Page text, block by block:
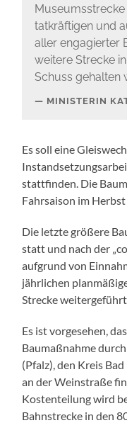
tatkräftigen und
aller engagierter
weitere Strecke
Schuss gehalten
MINISTERIN
Es soll eine
stattfinden. Die
Fahrsaison im
Die letzte größere
statt und nach der
aufgrund von
jährlichen
Strecke weitergeführt
Es ist vorgesehen,
Baumaßnahme
(Pfalz), den Kreis
an der Weinstraße
Kostenteilung wird
Bahnstrecke in den